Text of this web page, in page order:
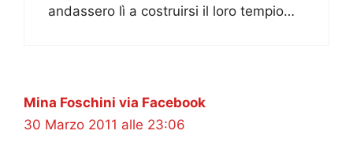
andassero lì a costruirsi il loro tempio…
Mina Foschini via Facebook
30 Marzo 2011 alle 23:06